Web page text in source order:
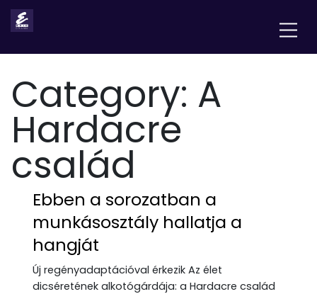
Category: A
Hardacre
család
Ebben a sorozatban a
munkásosztály hallatja a
hangját
Új regényadaptációval érkezik Az élet
dicséretének alkotógárdája: a Hardacre család